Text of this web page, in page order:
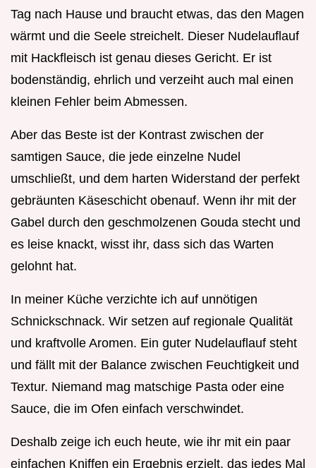
Tag nach Hause und braucht etwas, das den Magen
wärmt und die Seele streichelt. Dieser Nudelauflauf
mit Hackfleisch ist genau dieses Gericht. Er ist
bodenständig, ehrlich und verzeiht auch mal einen
kleinen Fehler beim Abmessen.
Aber das Beste ist der Kontrast zwischen der
samtigen Sauce, die jede einzelne Nudel
umschließt, und dem harten Widerstand der perfekt
gebräunten Käseschicht obenauf. Wenn ihr mit der
Gabel durch den geschmolzenen Gouda stecht und
es leise knackt, wisst ihr, dass sich das Warten
gelohnt hat.
In meiner Küche verzichte ich auf unnötigen
Schnickschnack. Wir setzen auf regionale Qualität
und kraftvolle Aromen. Ein guter Nudelauflauf steht
und fällt mit der Balance zwischen Feuchtigkeit und
Textur. Niemand mag matschige Pasta oder eine
Sauce, die im Ofen einfach verschwindet.
Deshalb zeige ich euch heute, wie ihr mit ein paar
einfachen Kniffen ein Ergebnis erzielt, das jedes Mal